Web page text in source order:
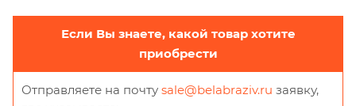
Если Вы знаете, какой товар хотите
приобрести
Отправляете на почту sale@belabraziv.ru заявку,